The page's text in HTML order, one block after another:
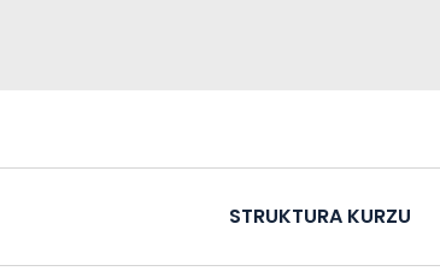
STRUKTURA KURZU